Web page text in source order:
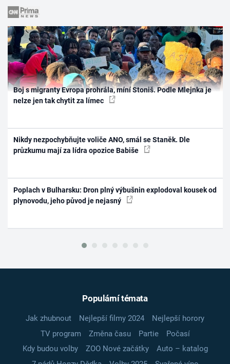
Boj s migranty Evropa prohrála, míní Stoniš. Podle Mlejnka je
nelze jen tak chytit za límec
Nikdy nezpochybňujte voliče ANO, smál se Staněk. Dle
průzkumu mají za lídra opozice Babiše
Poplach v Bulharsku: Dron plný výbušnin explodoval kousek od
plynovodu, jeho původ je nejasný
Populární témata
Jak zhubnout Nejlepší filmy 2024
Nejlepší horory
TV program
Změna času Partie
Počasí
Kdy budou volby
ZOO Nové začátky
Auto – katalog